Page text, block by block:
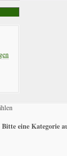
Bitte eine Kategorie